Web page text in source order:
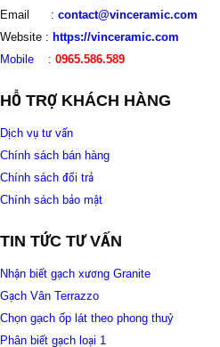
Email : contact@vinceramic.com
Website : https://vinceramic.com
Mobile : 0965.586.589
HỖ TRỢ KHÁCH HÀNG
Dịch vụ tư vấn
Chính sách bán hàng
Chính sách đổi trả
Chính sách bảo mật
TIN TỨC TƯ VẤN
Nhận biết gạch xương Granite
Gạch Vân Terrazzo
Chọn gạch ốp lát theo phong thuỷ
Phân biết gạch loại 1